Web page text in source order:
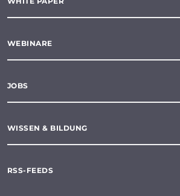
WEBINARE
JOBS
WISSEN & BILDUNG
RSS-FEEDS